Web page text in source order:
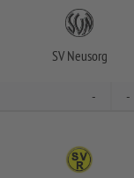
SV Neusorg
- -